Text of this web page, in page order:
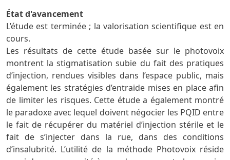
État d'avancement
L’étude est terminée ; la valorisation scientifique est en
cours.
Les résultats de cette étude basée sur le photovoix
montrent la stigmatisation subie du fait des pratiques
d’injection, rendues visibles dans l’espace public, mais
également les stratégies d’entraide mises en place afin
de limiter les risques. Cette étude a également montré
le paradoxe avec lequel doivent négocier les PQID entre
le fait de récupérer du matériel d’injection stérile et le
fait de s’injecter dans la rue, dans des conditions
d’insalubrité. L’utilité de la méthode Photovoix réside